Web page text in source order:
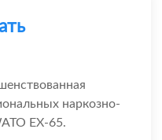
наркозно-
EX-65.